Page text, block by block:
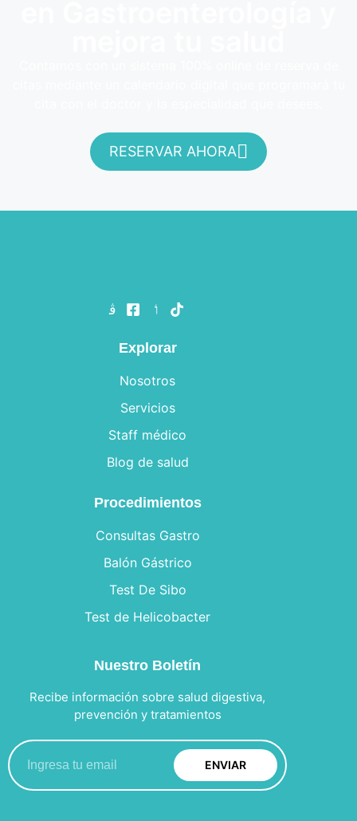
RESERVAR AHORA
Explorar
Nosotros
Servicios
Staff médico
Blog de salud
Procedimientos
Consultas Gastro
Balón Gástrico
Test De Sibo
Test de Helicobacter
Nuestro Boletín
Recibe información sobre salud digestiva,
prevención y tratamientos
ENVIAR